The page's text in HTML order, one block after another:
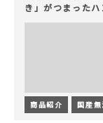
き」がつまった
商品紹介 国産